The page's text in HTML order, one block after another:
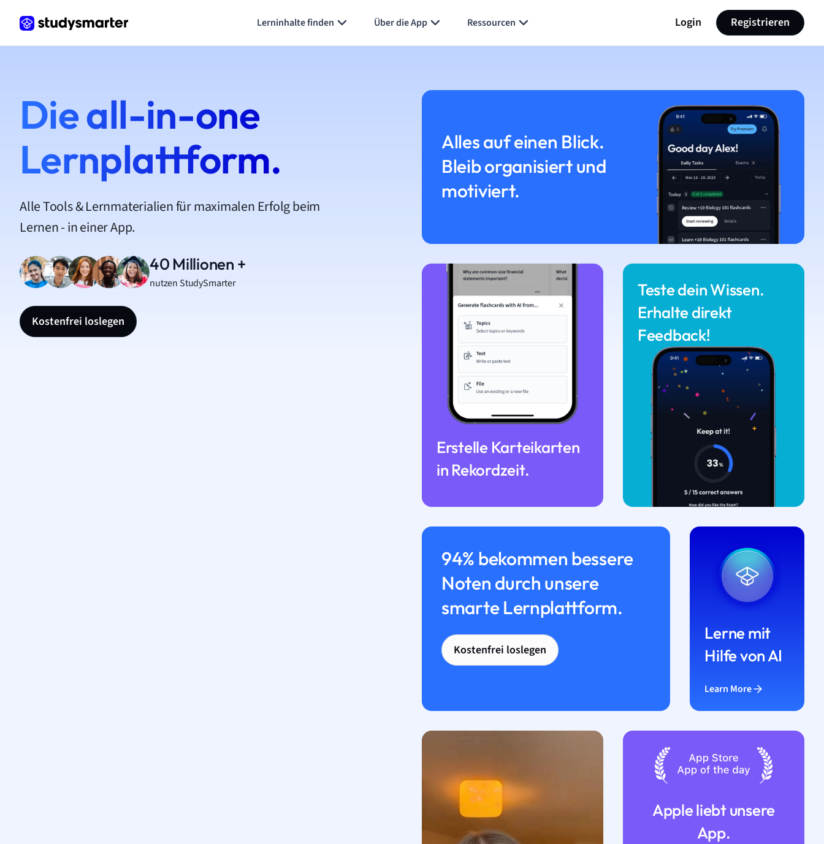
Lerninhalte finden Über die App Ressourcen Login Registrieren
Die all-in-one
Lernplattform.
Alle Tools & Lernmaterialien für maximalen Erfolg beim
Lernen - in einer App.
40 Millionen +
nutzen StudySmarter
Kostenfrei loslegen
Alles auf einen Blick.
Bleib organisiert und
motiviert.
Erstelle Karteikarten
in Rekordzeit.
Teste dein Wissen.
Erhalte direkt
Feedback!
94% bekommen bessere
Noten durch unsere
smarte Lernplattform.
Kostenfrei loslegen
Lerne mit
Hilfe von AI
Learn More
Apple liebt unsere
App.